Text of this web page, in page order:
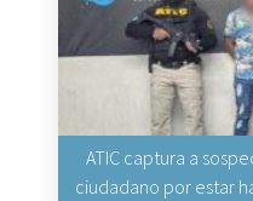
ATIC captura a
ciudadano por estar